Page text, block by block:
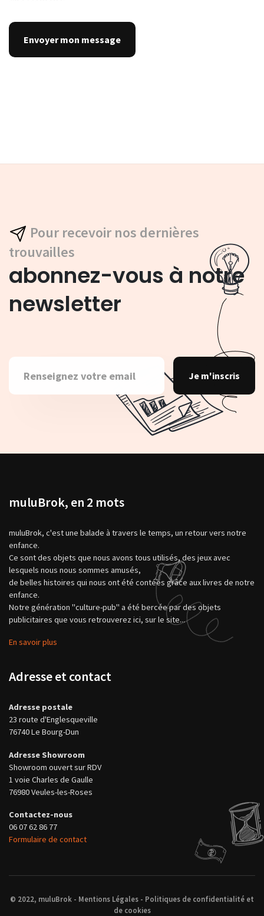
Pour recevoir nos dernières
trouvailles
abonnez-vous à notre
newsletter
Je m'inscris
muluBrok, en 2 mots
muluBrok, c'est une balade à travers le temps, un retour vers notre
enfance.
Ce sont des objets que nous avons tous utilisés, des jeux avec
lesquels nous nous sommes amusés,
de belles histoires qui nous ont été contées grâce aux livres de notre
enfance.
Notre génération "culture-pub" a été bercée par des objets
publicitaires que vous retrouverez ici, sur le site...
En savoir plus
Adresse et contact
Adresse postale
23 route d'Englesqueville
76740 Le Bourg-Dun
Adresse Showroom
Showroom ouvert sur RDV
1 voie Charles de Gaulle
76980 Veules-les-Roses
Contactez-nous
06 07 62 86 77
Formulaire de contact
© 2022, muluBrok - Mentions Légales - Politiques de confidentialité et
de cookies